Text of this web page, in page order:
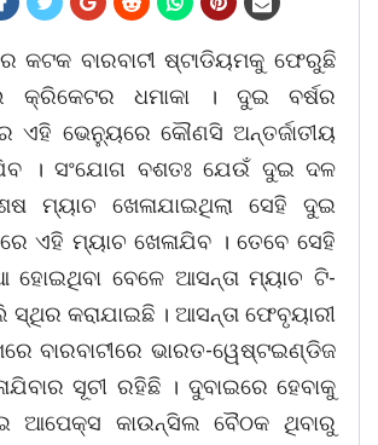
କଟକ ବାରବାଟୀ ଷ୍ଟାଡିୟମକୁ ଫେରୁଛି
କ୍ରିକେଟର ଧମାକା । ଦୁଇ ବର୍ଷର
ଏହି ଭେନ୍ୟୁରେ କୌଣସି ଅନ୍ତର୍ଜାତୀୟ
। ସଂଯୋଗ ବଶତଃ ଯେଉଁ ଦୁଇ ଦଳ
ମ୍ୟାଚ ଖେଳାଯାଇଥିଲା ସେହି ଦୁଇ
ଏହି ମ୍ୟାଚ ଖେଳାଯିବ । ତେବେ ସେହି
ହୋଇଥିବା ବେଳେ ଆସନ୍ତା ମ୍ୟାଚ ଟି-
କରାଯାଇଛି । ଆସନ୍ତା ଫେବୃୟାରୀ
ବାରବାଟୀରେ ଭାରତ-ୱେଷ୍ଟଇଣ୍ଡିଜ
ସୂଚୀ ରହିଛି । ଦୁବାଇରେ ହେବାକୁ
ଆପେକ୍ସ କାଉନ୍ସିଲ ବୈଠକ ଥିବାରୁ